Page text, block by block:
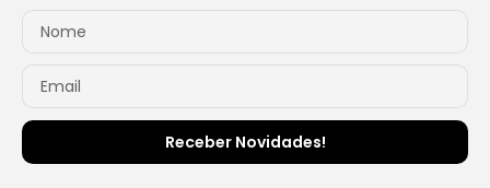
Receber Novidades!